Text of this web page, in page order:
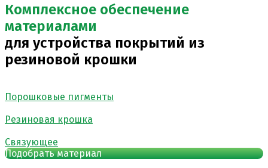
Комплексное обеспечение
материалами
для устройства покрытий из
резиновой крошки
Порошковые пигменты
Резиновая крошка
Связующее
Подобрать материал